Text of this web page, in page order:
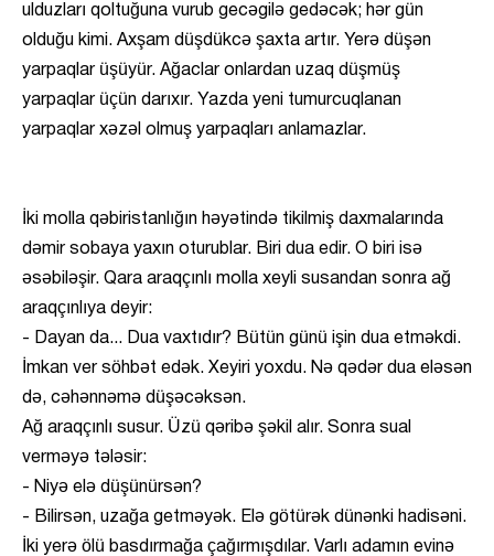
ulduzları qoltuğuna vurub gecəgilə gedəcək; hər gün
olduğu kimi. Axşam düşdükcə şaxta artır. Yerə düşən
yarpaqlar üşüyür. Ağaclar onlardan uzaq düşmüş
yarpaqlar üçün darıxır. Yazda yeni tumurcuqlanan
yarpaqlar xəzəl olmuş yarpaqları anlamazlar.
İki molla qəbiristanlığın həyətində tikilmiş daxmalarında
dəmir sobaya yaxın oturublar. Biri dua edir. O biri isə
əsəbiləşir. Qara araqçınlı molla xeyli susandan sonra ağ
araqçınlıya deyir:
- Dayan da... Dua vaxtıdır? Bütün günü işin dua etməkdi.
İmkan ver söhbət edək. Xeyiri yoxdu. Nə qədər dua eləsən
də, cəhənnəmə düşəcəksən.
Ağ araqçınlı susur. Üzü qəribə şəkil alır. Sonra sual
verməyə tələsir:
- Niyə elə düşünürsən?
- Bilirsən, uzağa getməyək. Elə götürək dünənki hadisəni.
İki yerə ölü basdırmağa çağırmışdılar. Varlı adamın evinə